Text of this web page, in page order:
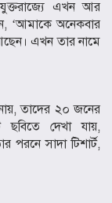
এখন আর
‘আমাকে অনেকবার
এখন তার নামে
তাদের ২০ জনের
ছবিতে দেখা যায়,
পরনে সাদা টিশার্ট,